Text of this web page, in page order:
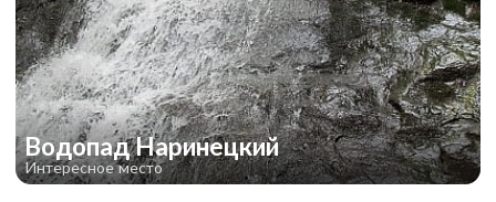
Водопад Наринецкий
Интересное место